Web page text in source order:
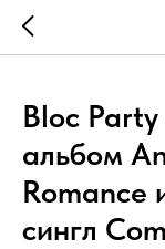
Bloc
альбом
Romance
сингл